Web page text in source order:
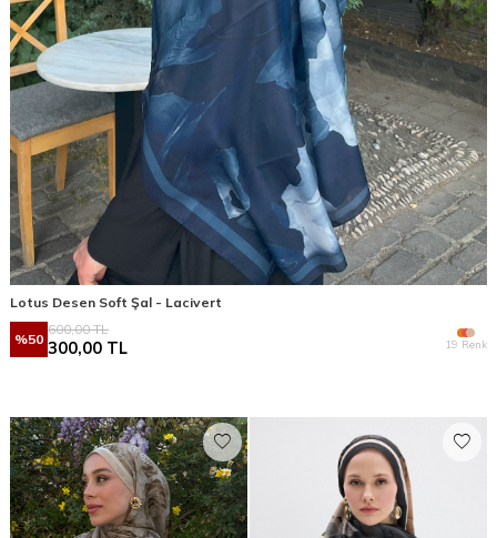
Lotus Desen Soft Şal - Lacivert
%50
600,00TL
300,00 TL 19 Renk